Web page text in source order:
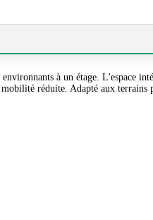
à un étage. L'espace
réduite. Adapté aux